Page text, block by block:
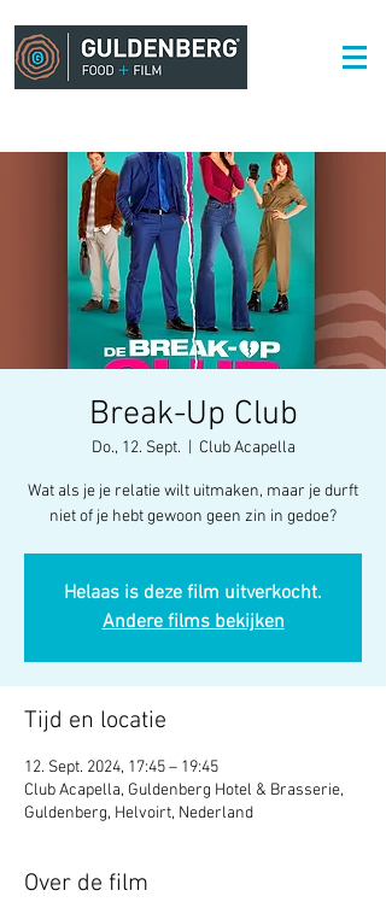
Break-Up Club
Do., 12. Sept. Club Acapella
Wat als je je relatie wilt uitmaken, maar je durft
niet of je hebt gewoon geen zin in gedoe?
Helaas is deze film uitverkocht.
Andere films bekijken
Tijd en locatie
12. Sept. 2024, 17:45 – 19:45
Club Acapella, Guldenberg Hotel & Brasserie,
Guldenberg, Helvoirt, Nederland
Over de film